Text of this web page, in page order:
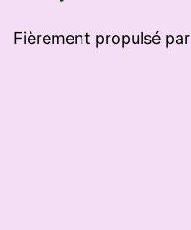
Fièrement propulsé par